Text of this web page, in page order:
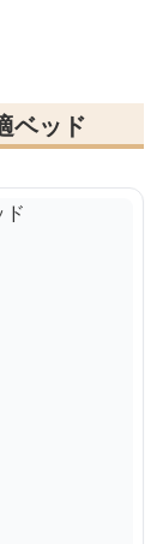
ベッド